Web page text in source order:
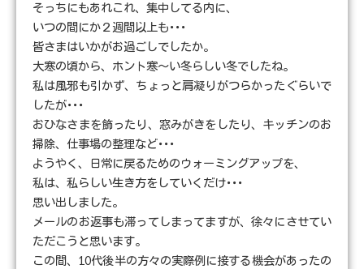
そっちにもあれこれ、集中してる内に、
いつの間にか２週間以上も･･･
皆さまはいかがお過ごしでしたか。
大寒の頃から、ホント寒～い冬らしい冬でしたね。
私は風邪も引かず、ちょっと肩凝りがつらかったぐらいで
したが･･･
おひなさまを飾ったり、窓みがきをしたり、キッチンのお
掃除、仕事場の整理など･･･
ようやく、日常に戻るためのウォーミングアップを、
私は、私らしい生き方をしていくだけ･･･
思い出しました。
メールのお返事も滞ってしまってますが、徐々にさせてい
ただこうと思います。
この間、10代後半の方々の実際例に接する機会があったの